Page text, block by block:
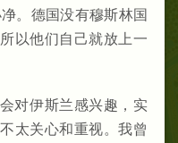
。德国没有穆斯林国
以他们自己就放上一
对伊斯兰感兴趣，实
太关心和重视。我曾